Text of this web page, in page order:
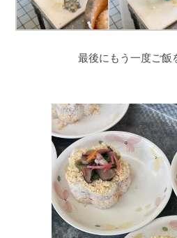
最後にもう一度ご飯